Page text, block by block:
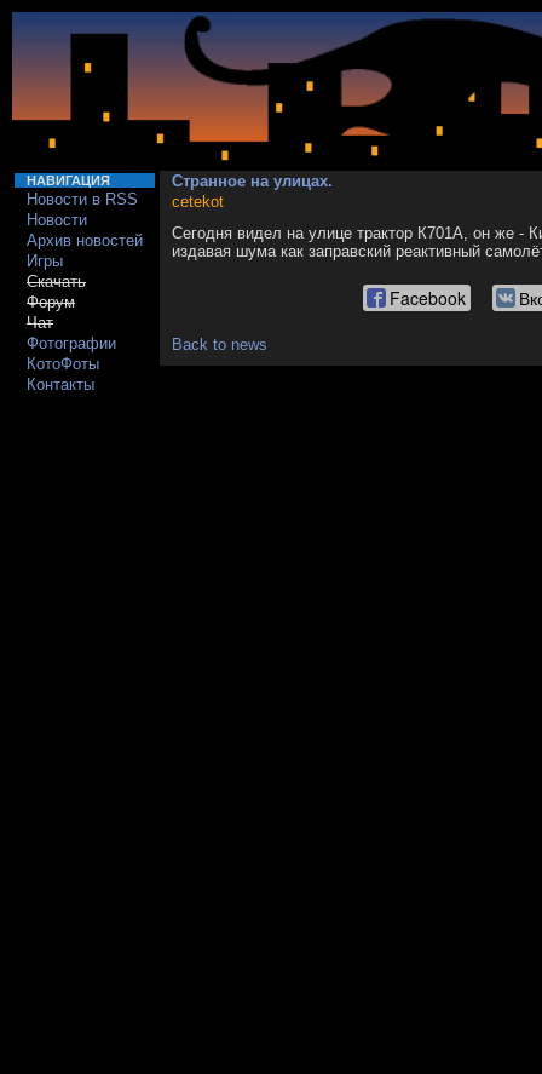
НАВИГАЦИЯ
Новости в RSS
Новости
Архив новостей
Игры
Скачать
Форум
Чат
Фотографии
КотоФоты
Контакты
Странное на улицах.
cetekot
Сегодня видел на улице трактор К701А, он же -
издавая шума как заправский реактивный
Facebook
Back to news